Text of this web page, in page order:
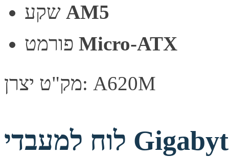
AM5
Micro-ATX
מק"ט יצרן: A620M
לוח למעבדי Gigabyte A620M DS3H DDR5